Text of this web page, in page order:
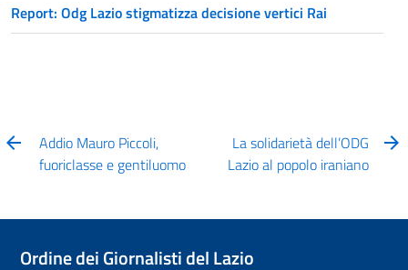
Report: Odg Lazio stigmatizza decisione vertici Rai
Addio Mauro Piccoli,
fuoriclasse e gentiluomo
La solidarietà dell’ODG
Lazio al popolo iraniano
Ordine dei Giornalisti del Lazio